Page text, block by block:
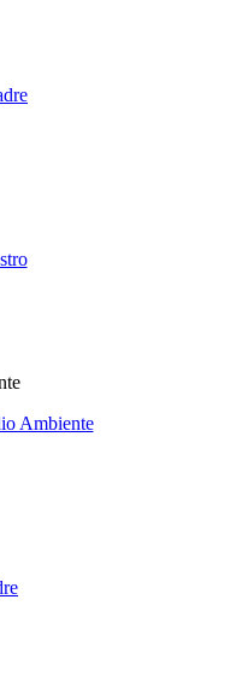
Ambiente